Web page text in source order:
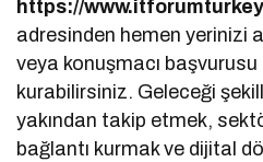
https://
adresinden hemen yerinizi
veya konuşmacı
kurabilirsiniz. Geleceği
yakından takip etmek,
bağlantı kurmak ve dijital